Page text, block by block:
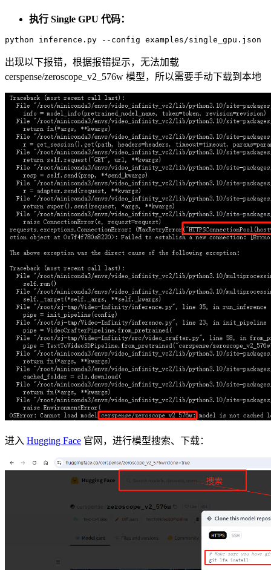
执行 Single GPU 代码：
python
出现以下报错，根据报错提示，无法加载
cerspense/zeroscope_v2_576w 模型，所以需要手动下载到本地
进入 Hugging Face 官网，进行模型搜索、下载：